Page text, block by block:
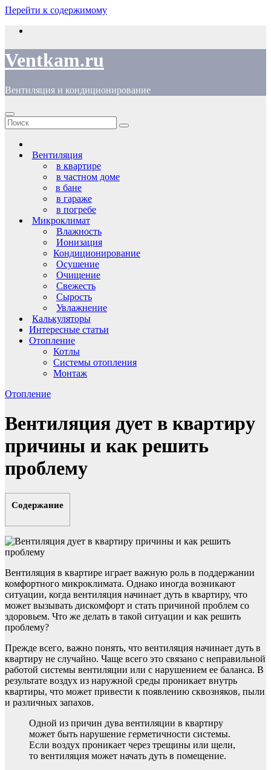
Перейти к содержимому
Ventkam.ru
Вентиляция и кондиционирование
Вентиляция
в квартире
в частном доме
в бане
в гараже
в погребе
Микроклимат
Влажность
Ионизация
Кондиционирование
Осушение
Очищение
Свежесть
Сырость
Увлажнение
Калькуляторы
Интересные статьи
Отопление
Котлы
Системы отопления
Монтаж
Отопление
Вентиляция дует в квартиру
причины и как решить
проблему
Содержание
Вентиляция в квартире играет важную роль в поддержании
комфортного микроклимата. Однако иногда возникают
ситуации, когда вентиляция начинает дуть в квартиру, что
может вызывать дискомфорт и стать причиной проблем со
здоровьем. Что же делать в такой ситуации и как решить
проблему?
Прежде всего, важно понять, что вентиляция начинает дуть в
квартиру не случайно. Чаще всего это связано с неправильной
работой системы вентиляции или с нарушением ее баланса. В
результате воздух из наружной среды проникает внутрь
квартиры, что может привести к появлению сквозняков, пыли
и различных запахов.
Одной из причин дува вентиляции в квартиру
может быть нарушение герметичности системы.
Если воздух проникает через трещины или щели,
то вентиляция может начать дуть в помещение.